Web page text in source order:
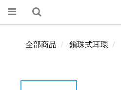
全部商品 鎖珠式耳環